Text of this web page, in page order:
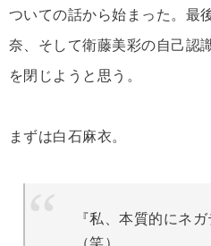
ついての話から始まった。最
奈、そして衛藤美彩の自己認
を閉じようと思う。
まずは白石麻衣。
『私、本質的にネ
（笑）